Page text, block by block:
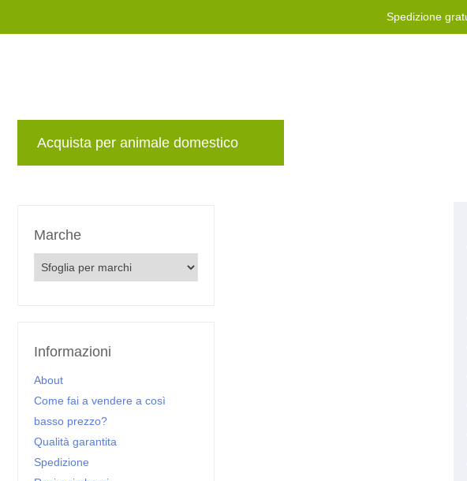
Spedizione
Acquista per animale domestico
Marche
Informazioni
About
Come fai a vendere a così
basso prezzo?
Qualità garantita
Spedizione